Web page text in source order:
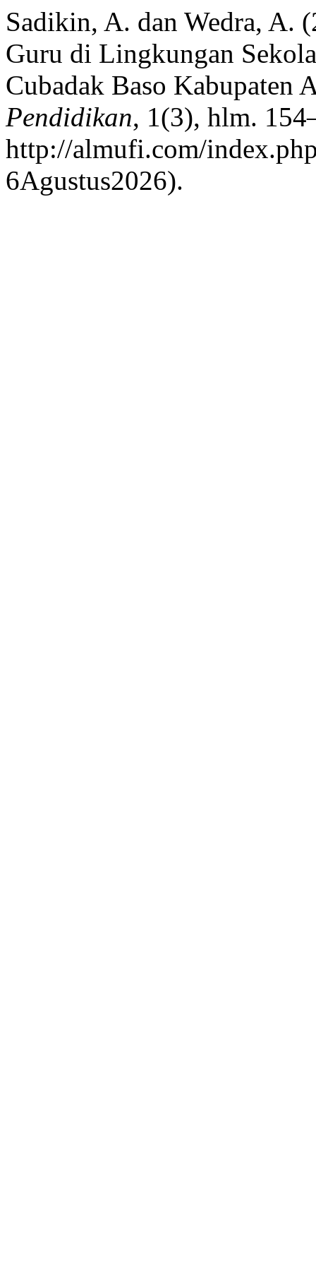
Sadikin, A. dan Wedra, A.
Guru di Lingkungan
Cubadak Baso Kabupaten
Pendidikan, 1(3), hlm.
http://almufi.com/
6Agustus2026).